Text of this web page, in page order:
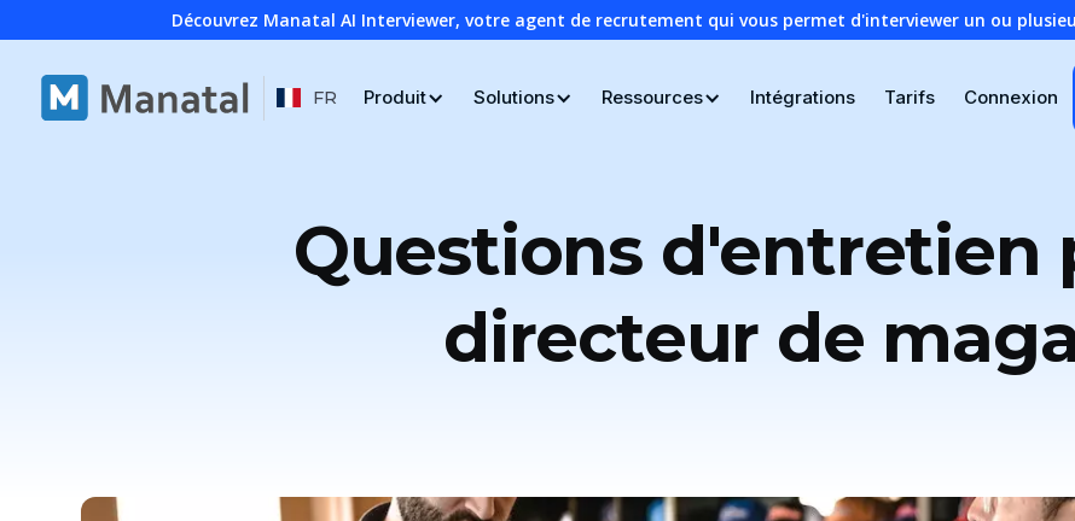
Découvrez Manatal AI Interviewer, votre agent de recrutement qui vous permet d'interviewer un ou
FR Produit Solutions Ressources Intégrations Tarifs Connexion
Questions d'entretien
directeur de